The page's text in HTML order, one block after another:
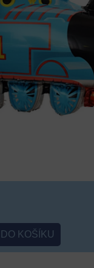
DO KOŠÍKU